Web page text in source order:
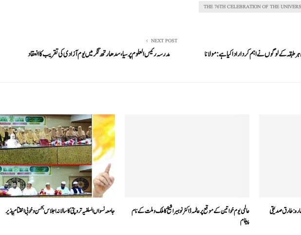
THE 76TH CELEBRATION OF THE
طبقہ کے لوگوں نے اہم کردار ادا کیا ہے:مولانا
NEXT POST
مدرسہ رئیس العلوم پرسیا ، سدھارتھ نگر میں یوم آزادی کی تقریب کا انعقاد
صدیقی
عالمی یوم خواتین کے موقع پرعالمہ ڈاکٹر نوہیرا شیخ کا ملک وملت کے نام
پیغام
جامعہ نسواں السلفیہ تروپتی کا سالانہ اجلاس بحسن و خوبی اختتام پذیر